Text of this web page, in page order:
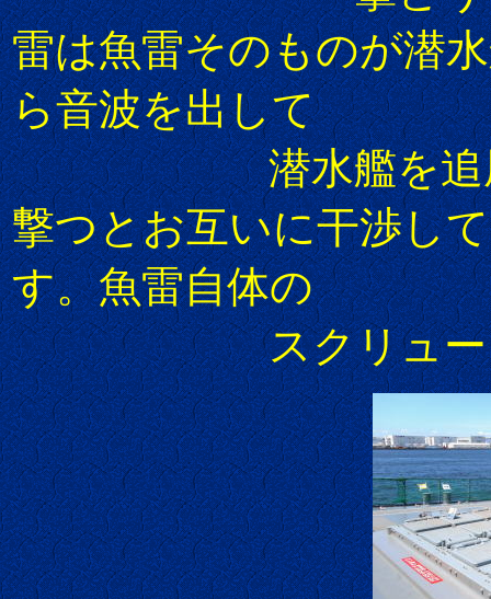
雷は魚雷そのものが潜
ら音波を出して
潜水艦を追尾し
撃つとお互いに干渉し
す。魚雷自体の
スクリューも音